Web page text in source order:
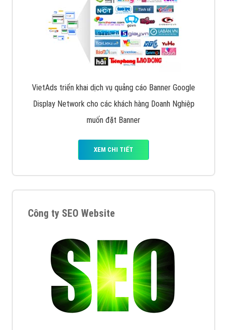
VietAds triển khai dịch vụ quảng cáo Banner Google
Display Network cho các khách hàng Doanh Nghiệp
muốn đặt Banner
XEM CHI TIẾT
Công ty SEO Website